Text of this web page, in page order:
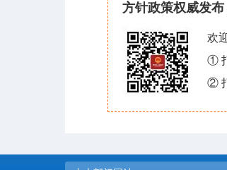
方针政策权威发
欢
①
②